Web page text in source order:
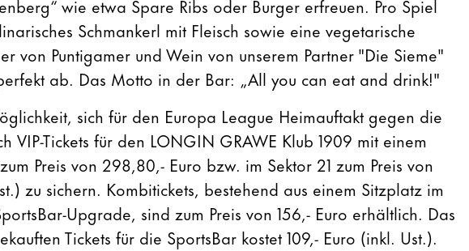
wie etwa Spare Ribs oder Burger erfreuen. Pro Spiel
Schmankerl mit Fleisch sowie eine vegetarische
von Puntigamer und Wein von unserem Partner "Die Sieme"
ab. Das Motto in der Bar: „All you can eat and drink!"
sich für den Europa League Heimauftakt gegen die
VIP-Tickets für den LONGIN GRAWE Klub 1909 mit einem
Preis von 298,80,- Euro bzw. im Sektor 21 zum Preis von
zu sichern. Kombitickets, bestehend aus einem Sitzplatz im
Upgrade, sind zum Preis von 156,- Euro erhältlich. Das
Tickets für die SportsBar kostet 109,- Euro (inkl. Ust.).